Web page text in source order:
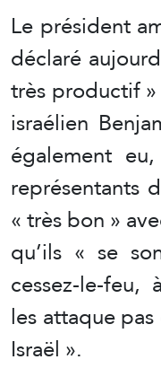
Le président
déclaré
très productif
israélien
également
représentants
« très bon »
qu’ils « se
cessez-le-feu,
les attaque
Israël ».